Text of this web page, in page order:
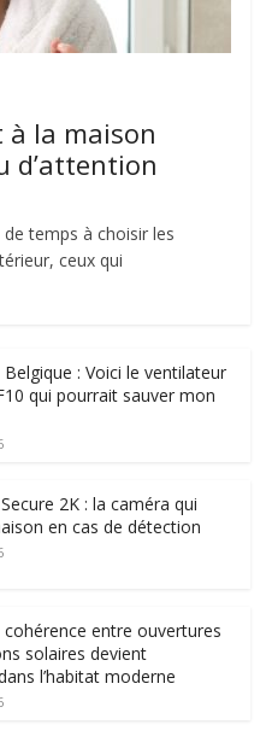
la maison
d’attention
temps à choisir les
ceux qui
Belgique : Voici le ventilateur
qui pourrait sauver mon
2K : la caméra qui
en cas de détection
cohérence entre ouvertures
solaires devient
l’habitat moderne